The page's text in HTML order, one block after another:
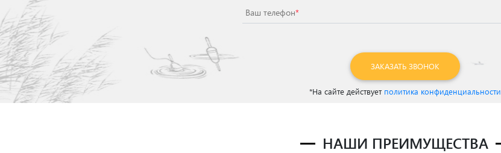
Ваш телефон*
ЗАКАЗАТЬ ЗВОНОК
*На сайте действует политика конфиденциальности
НАШИ ПРЕИМУЩЕСТВА